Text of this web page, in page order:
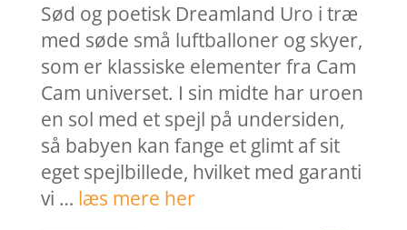
Sød og poetisk Dreamland Uro i træ
med søde små luftballoner og skyer,
som er klassiske elementer fra Cam
Cam universet. I sin midte har uroen
en sol med et spejl på undersiden,
så babyen kan fange et glimt af sit
eget spejlbillede, hvilket med garanti
vi … læs mere her